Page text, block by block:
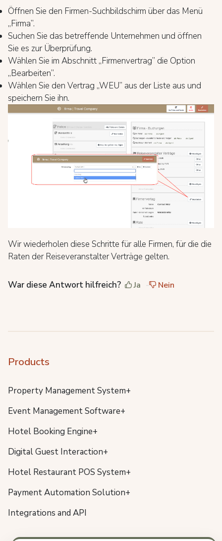
Öffnen Sie den Firmen-Suchbildschirm über das Menü
„Firma”.
Suchen Sie das betreffende Unternehmen und öffnen
Sie es zur Überprüfung.
Wählen Sie im Abschnitt „Firmenvertrag” die Option
„Bearbeiten”.
Wählen Sie den Vertrag „WEU” aus der Liste aus und
speichern Sie ihn.
Wir wiederholen diese Schritte für alle Firmen, für die die
Raten der Reiseveranstalter Verträge gelten.
War diese Antwort hilfreich? Ja Nein
Products
Property Management System+
Event Management Software+
Hotel Booking Engine+
Digital Guest Interaction+
Hotel Restaurant POS System+
Payment Automation Solution+
Integrations and API